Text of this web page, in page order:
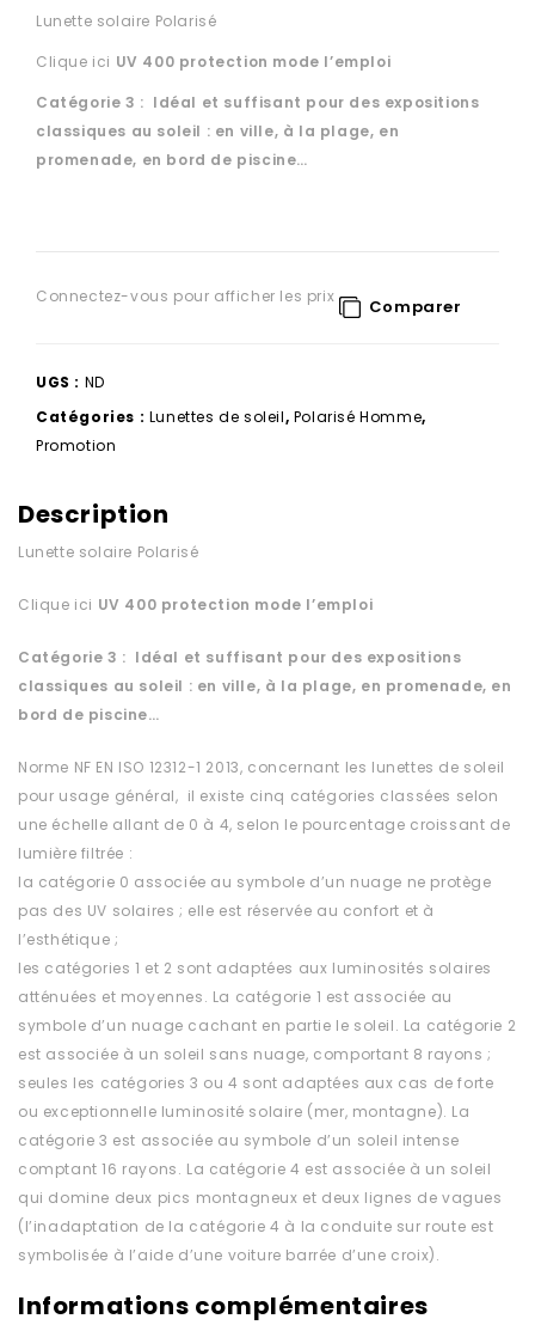
Lunette solaire Polarisé
Clique ici UV 400 protection mode l’emploi
Catégorie 3 : Idéal et suffisant pour des expositions
classiques au soleil : en ville, à la plage, en
promenade, en bord de piscine…
Connectez-vous pour afficher les prix Comparer
UGS : ND
Catégories : Lunettes de soleil, Polarisé Homme,
Promotion
Description
Lunette solaire Polarisé
Clique ici UV 400 protection mode l’emploi
Catégorie 3 : Idéal et suffisant pour des expositions
classiques au soleil : en ville, à la plage, en promenade, en
bord de piscine…
Norme NF EN ISO 12312-1 2013, concernant les lunettes de soleil
pour usage général, il existe cinq catégories classées selon
une échelle allant de 0 à 4, selon le pourcentage croissant de
lumière filtrée :
la catégorie 0 associée au symbole d’un nuage ne protège
pas des UV solaires ; elle est réservée au confort et à
l’esthétique ;
les catégories 1 et 2 sont adaptées aux luminosités solaires
atténuées et moyennes. La catégorie 1 est associée au
symbole d’un nuage cachant en partie le soleil. La catégorie 2
est associée à un soleil sans nuage, comportant 8 rayons ;
seules les catégories 3 ou 4 sont adaptées aux cas de forte
ou exceptionnelle luminosité solaire (mer, montagne). La
catégorie 3 est associée au symbole d’un soleil intense
comptant 16 rayons. La catégorie 4 est associée à un soleil
qui domine deux pics montagneux et deux lignes de vagues
(l’inadaptation de la catégorie 4 à la conduite sur route est
symbolisée à l’aide d’une voiture barrée d’une croix).
Informations complémentaires